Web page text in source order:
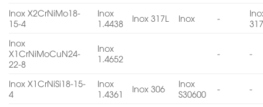
Inox X2CrNiMo18-
15-4
Inox
1.4438
Inox 317L Inox -
Inox
X1CrNiMoCuN24-
22-8
Inox
1.4652
- -
Inox X1CrNiSi18-15-
4
Inox
1.4361
Inox 306
Inox
S30600
- -